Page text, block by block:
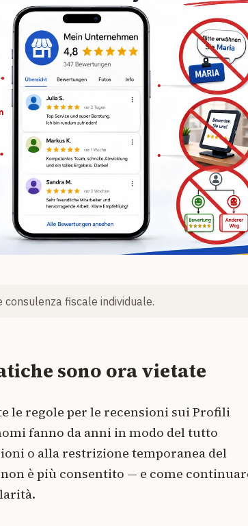
fiscale individuale.
sono ora vietate
le regole per le recensioni sui Profili
fanno da anni in modo del tutto
o alla restrizione temporanea del
è più consentito — e come